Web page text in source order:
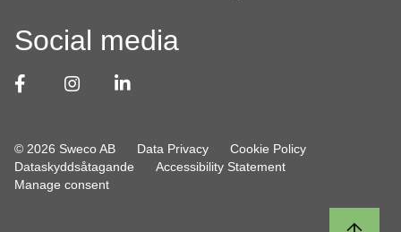
Social media
© 2026 Sweco AB Data Privacy
Cookie Policy
Dataskyddsåtagande
Accessibility Statement
Manage consent